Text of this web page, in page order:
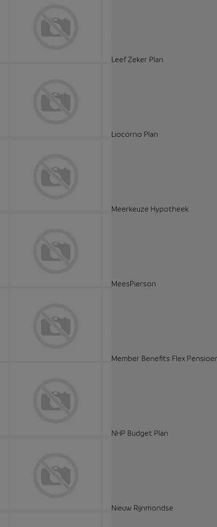
Leef Zeker Plan
Liocorno Plan
Meerkeuze Hypotheek
MeesPierson
Member Benefits Flex
NHP Budget Plan
Nieuw Rijnmondse